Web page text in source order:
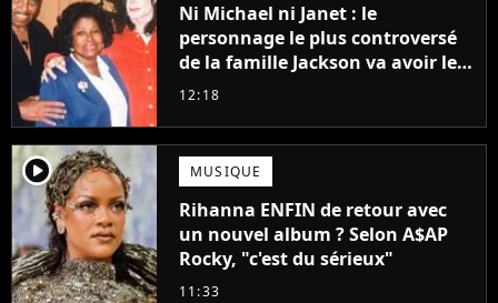
Ni Michael ni Janet : le
personnage le plus controversé
de la famille Jackson va avoir le
droit à sa propre série
12:18
player2 MUSIQUE
Rihanna ENFIN de retour avec
un nouvel album ? Selon A$AP
Rocky, "c'est du sérieux"
11:33